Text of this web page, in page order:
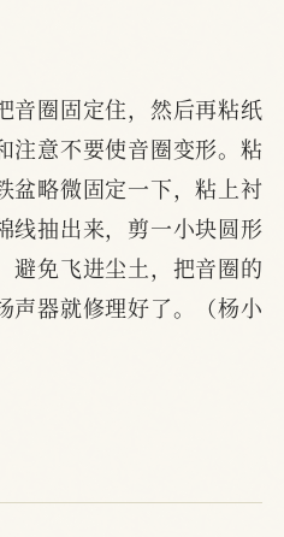
音圈固定住，然后再粘纸
注意不要使音圈变形。粘
盆略微固定一下，粘上衬
线抽出来，剪一小块圆形
避免飞进尘土，把音圈的
声器就修理好了。（杨小